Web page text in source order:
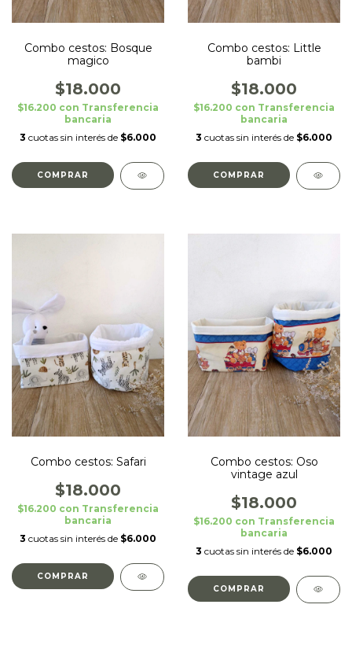
Combo cestos: Bosque
magico
$18.000
$16.200 con Transferencia
bancaria
3 cuotas sin interés de $6.000
Combo cestos: Little
bambi
$18.000
$16.200 con Transferencia
bancaria
3 cuotas sin interés de $6.000
Combo cestos: Safari
$18.000
$16.200 con Transferencia
bancaria
3 cuotas sin interés de $6.000
Combo cestos: Oso
vintage azul
$18.000
$16.200 con Transferencia
bancaria
3 cuotas sin interés de $6.000